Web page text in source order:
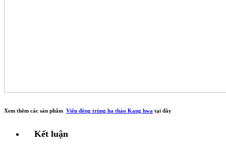
Xem thêm các sản phẩm Viên đông trùng hạ thảo Kang hwa tại đây
Kết luận